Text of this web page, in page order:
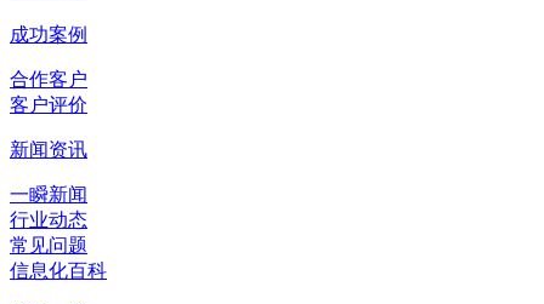
成功案例
合作客户
客户评价
新闻资讯
一瞬新闻
行业动态
常见问题
信息化百科